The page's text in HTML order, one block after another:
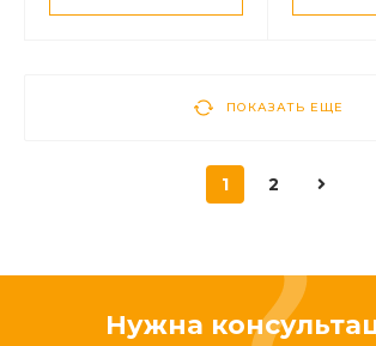
ПОКАЗАТЬ ЕЩЕ
1 2
Нужна